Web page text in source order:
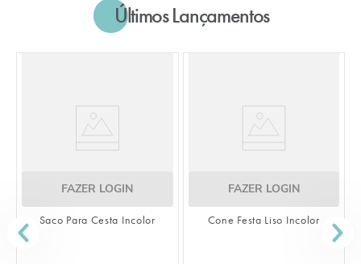
Últimos Lançamentos
FAZER LOGIN
Saco Para Cesta Incolor
FAZER LOGIN
Cone Festa Liso Incolor